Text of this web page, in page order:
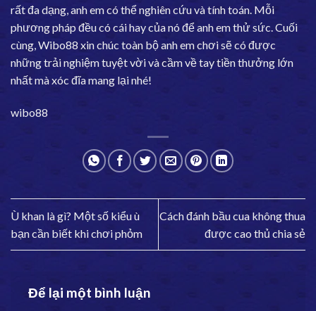
rất đa dạng, anh em có thể nghiên cứu và tính toán. Mỗi
phương pháp đều có cái hay của nó để anh em thử sức. Cuối
cùng, Wibo88 xin chúc toàn bộ anh em chơi sẽ có được
những trải nghiệm tuyệt vời và cầm về tay tiền thưởng lớn
nhất mà xóc đĩa mang lại nhé!
wibo88
Ù khan là gì? Một số kiểu ù
bạn cần biết khi chơi phỏm
Cách đánh bầu cua không thua
được cao thủ chia sẻ
Để lại một bình luận